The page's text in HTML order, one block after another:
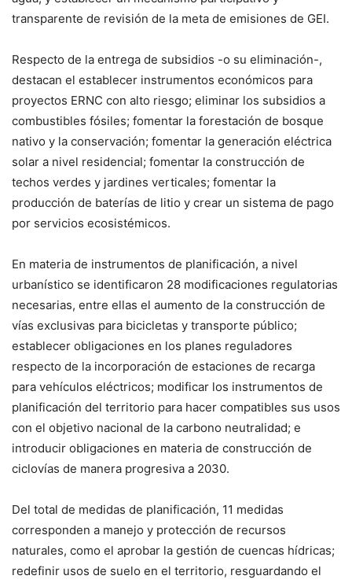
transparente de revisión de la meta de emisiones de GEI.
Respecto de la entrega de subsidios -o su eliminación-,
destacan el establecer instrumentos económicos para
proyectos ERNC con alto riesgo; eliminar los subsidios a
combustibles fósiles; fomentar la forestación de bosque
nativo y la conservación; fomentar la generación eléctrica
solar a nivel residencial; fomentar la construcción de
techos verdes y jardines verticales; fomentar la
producción de baterías de litio y crear un sistema de pago
por servicios ecosistémicos.
En materia de instrumentos de planificación, a nivel
urbanístico se identificaron 28 modificaciones regulatorias
necesarias, entre ellas el aumento de la construcción de
vías exclusivas para bicicletas y transporte público;
establecer obligaciones en los planes reguladores
respecto de la incorporación de estaciones de recarga
para vehículos eléctricos; modificar los instrumentos de
planificación del territorio para hacer compatibles sus usos
con el objetivo nacional de la carbono neutralidad; e
introducir obligaciones en materia de construcción de
ciclovías de manera progresiva a 2030.
Del total de medidas de planificación, 11 medidas
corresponden a manejo y protección de recursos
naturales, como el aprobar la gestión de cuencas hídricas;
redefinir usos de suelo en el territorio, resguardando el